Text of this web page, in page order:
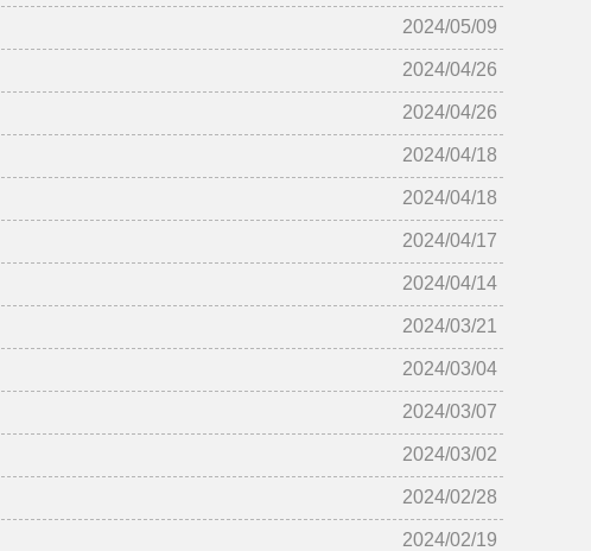
2024/05/09
2024/04/26
2024/04/26
2024/04/18
2024/04/18
2024/04/17
2024/04/14
2024/03/21
2024/03/04
2024/03/07
2024/03/02
2024/02/28
2024/02/19